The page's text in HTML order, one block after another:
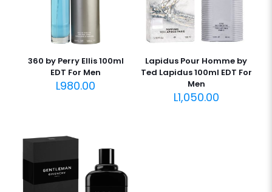
360 by Perry Ellis 100ml
EDT For Men
L980.00
Lapidus Pour Homme by
Ted Lapidus 100ml EDT For
Men
L1,050.00